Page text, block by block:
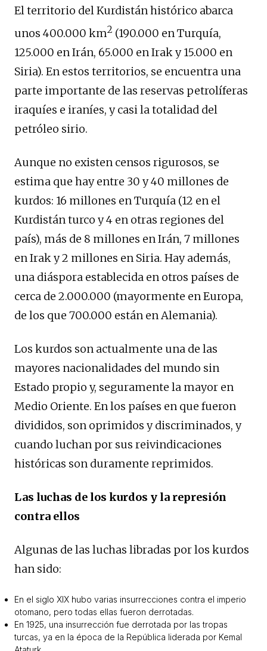
El territorio del Kurdistán histórico abarca
unos 400.000 km2 (190.000 en Turquía,
125.000 en Irán, 65.000 en Irak y 15.000 en
Siria). En estos territorios, se encuentra una
parte importante de las reservas petrolíferas
iraquíes e iraníes, y casi la totalidad del
petróleo sirio.
Aunque no existen censos rigurosos, se
estima que hay entre 30 y 40 millones de
kurdos: 16 millones en Turquía (12 en el
Kurdistán turco y 4 en otras regiones del
país), más de 8 millones en Irán, 7 millones
en Irak y 2 millones en Siria. Hay además,
una diáspora establecida en otros países de
cerca de 2.000.000 (mayormente en Europa,
de los que 700.000 están en Alemania).
Los kurdos son actualmente una de las
mayores nacionalidades del mundo sin
Estado propio y, seguramente la mayor en
Medio Oriente. En los países en que fueron
divididos, son oprimidos y discriminados, y
cuando luchan por sus reivindicaciones
históricas son duramente reprimidos.
Las luchas de los kurdos y la represión
contra ellos
Algunas de las luchas libradas por los kurdos
han sido:
En el siglo XIX hubo varias insurrecciones contra el imperio
otomano, pero todas ellas fueron derrotadas.
En 1925, una insurrección fue derrotada por las tropas
turcas, ya en la época de la República liderada por Kemal